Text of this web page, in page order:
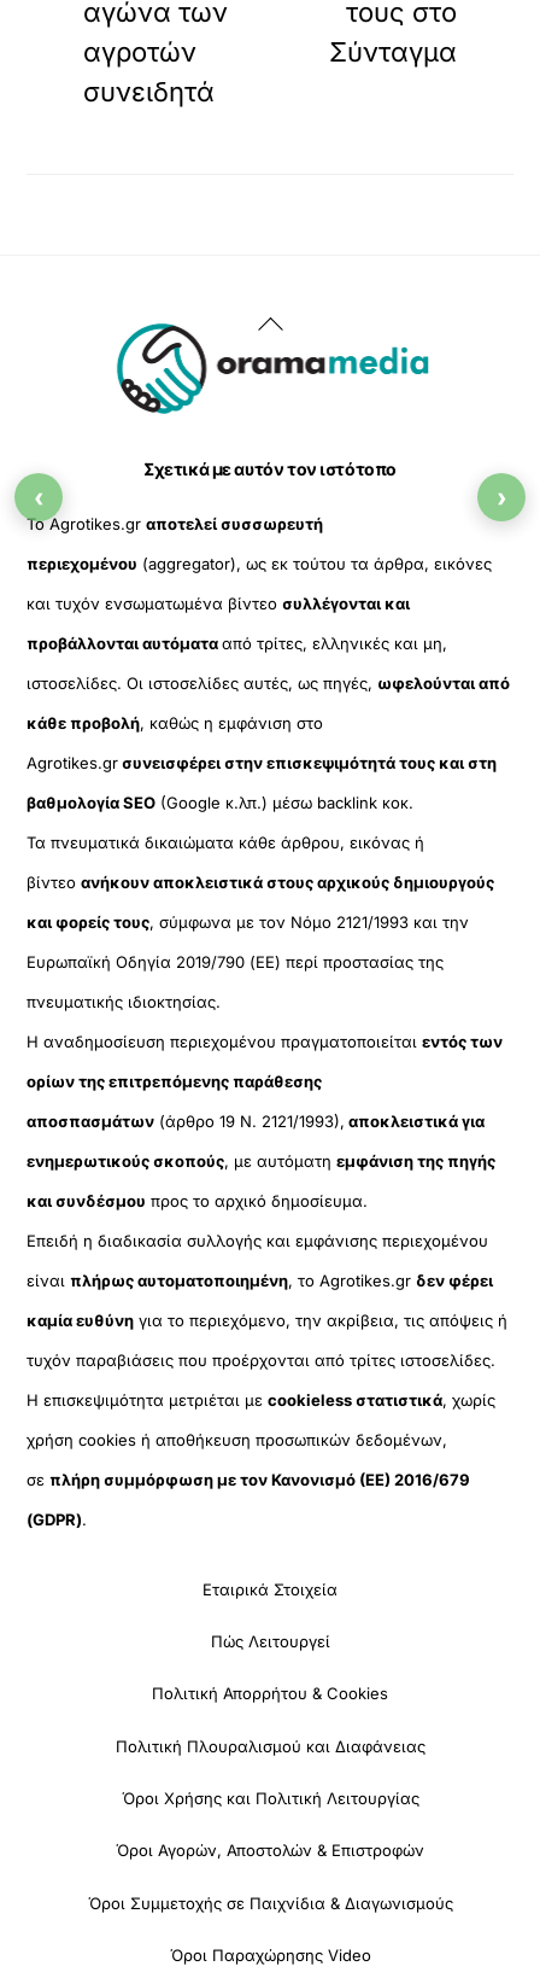
αγώνα των
αγροτών
συνειδητά
τους στο
Σύνταγμα
Back
To
Σχετικά με αυτόν τον ιστότοπο
Το Agrotikes.grαποτελεί συσσωρευτή
περιεχομένου (aggregator), ως εκ τούτου τα άρθρα, εικόνες
και τυχόν ενσωματωμένα βίντεοσυλλέγονται και
προβάλλονται αυτόματααπό τρίτες, ελληνικές και μη,
ιστοσελίδες. Οι ιστοσελίδες αυτές, ως πηγές, ωφελούνται από
κάθε προβολή, καθώς η εμφάνιση στο
Agrotikes.grσυνεισφέρει στην επισκεψιμότητά τους και στη
βαθμολογία SEO (Google κ.λπ.) μέσω backlink κοκ.
Τα πνευματικά δικαιώματα κάθε άρθρου, εικόνας ή
βίντεοανήκουν αποκλειστικά στους αρχικούς δημιουργούς
και φορείς τους, σύμφωνα με τον Νόμο 2121/1993 και την
Ευρωπαϊκή Οδηγία 2019/790 (ΕΕ) περί προστασίας της
πνευματικής ιδιοκτησίας.
Η αναδημοσίευση περιεχομένου πραγματοποιείταιεντός των
ορίων της επιτρεπόμενης παράθεσης
αποσπασμάτων (άρθρο 19 Ν. 2121/1993), αποκλειστικά για
ενημερωτικούς σκοπούς, με αυτόματηεμφάνιση της πηγής
και συνδέσμου προς το αρχικό δημοσίευμα.
Επειδή η διαδικασία συλλογής και εμφάνισης περιεχομένου
είναιπλήρως αυτοματοποιημένη, το Agrotikes.gr δεν φέρει
καμία ευθύνη για το περιεχόμενο, την ακρίβεια, τις απόψεις ή
τυχόν παραβιάσεις που προέρχονται από τρίτες ιστοσελίδες.
Η επισκεψιμότητα μετριέται μεcookieless στατιστικά, χωρίς
χρήση cookies ή αποθήκευση προσωπικών δεδομένων,
σεπλήρη συμμόρφωση με τον Κανονισμό (ΕΕ) 2016/679
(GDPR).
Εταιρικά Στοιχεία
Πώς Λειτουργεί
Πολιτική Απορρήτου & Cookies
Πολιτική Πλουραλισμού και Διαφάνειας
Όροι Χρήσης και Πολιτική Λειτουργίας
Όροι Αγορών, Αποστολών & Επιστροφών
Όροι Συμμετοχής σε Παιχνίδια & Διαγωνισμούς
Όροι Παραχώρησης Video
‹ ›